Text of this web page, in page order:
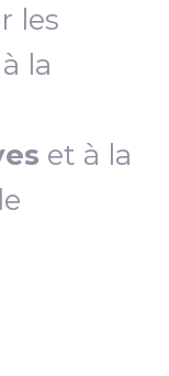
les
la
et à la